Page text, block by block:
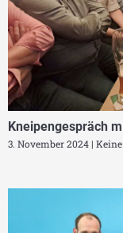
Kneipengespräch
3. November 2024